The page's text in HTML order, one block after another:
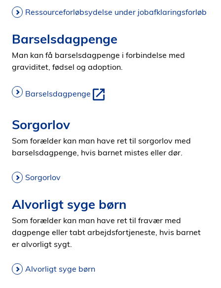
Ressourceforløbsydelse under jobafklaringsforløb
Barselsdagpenge
Man kan få barselsdagpenge i forbindelse med
graviditet, fødsel og adoption.
Barselsdagpenge
Sorgorlov
Som forælder kan man have ret til sorgorlov med
barselsdagpenge, hvis barnet mistes eller dør.
Sorgorlov
Alvorligt syge børn
Som forælder kan man have ret til fravær med
dagpenge eller tabt arbejdsfortjeneste, hvis barnet
er alvorligt sygt.
Alvorligt syge børn